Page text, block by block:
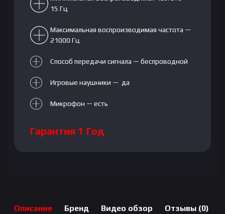
15 Гц
Максимальная воспроизводимая частота —
21000 Гц
Способ передачи сигнала — беспроводной
Игровые наушники — да
Микрофон — есть
Гарантия 1 Год
Описание Бренд Видео обзор Отзывы (0)